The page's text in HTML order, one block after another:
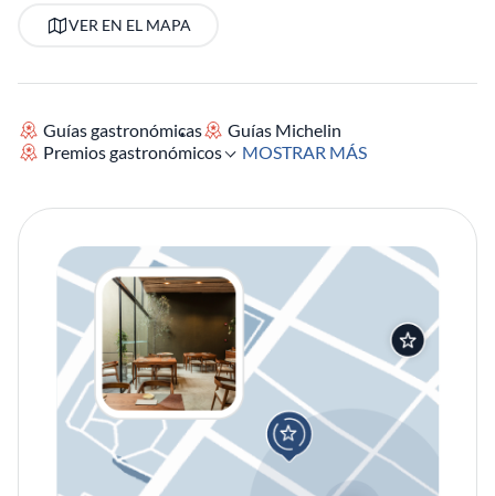
VER EN EL MAPA
Guías gastronómicas
Guías Michelin
Premios gastronómicos
MOSTRAR MÁS